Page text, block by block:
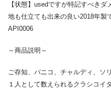
【状態】usedですが特記すべき
地も仕立ても出来の良い2018年製
API0006
～商品説明～
ご存知、パニコ、チャルディ、ソ
１人として数えられるクラシコイ